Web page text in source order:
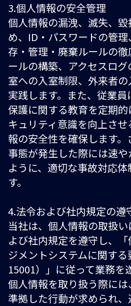
3.個人情報の安全管理
個人情報の漏洩、滅失、
め、ID・パスワードの管
存・管理・廃棄ルールの
ールの構築、アクセスロ
室への入室制限、外来者
実践します。また、従業
保護に関する教育を定期
キュリティ意識を向上さ
報の安全性を確保します
事態が発生した際には速
ように、適切な事故対応
す。
4.法令および社内規定の遵
当社は、個人情報の取扱
よび社内規定を遵守し、
ジメントシステムに関す
15001）」に従って業務を
個人情報を取り扱う際に
準拠した行動が求められ